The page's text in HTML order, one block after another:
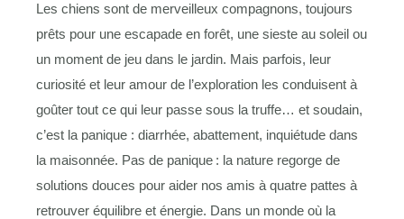
Les chiens sont de merveilleux compagnons, toujours
prêts pour une escapade en forêt, une sieste au soleil ou
un moment de jeu dans le jardin. Mais parfois, leur
curiosité et leur amour de l’exploration les conduisent à
goûter tout ce qui leur passe sous la truffe… et soudain,
c’est la panique : diarrhée, abattement, inquiétude dans
la maisonnée. Pas de panique : la nature regorge de
solutions douces pour aider nos amis à quatre pattes à
retrouver équilibre et énergie. Dans un monde où la